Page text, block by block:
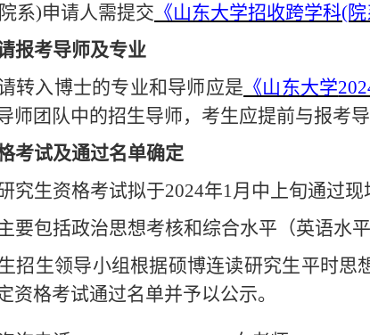
系)申请人需提交 《山东大学招收跨学科(
报考导师及专业
转入博士的专业和导师应是 《山东大学
师团队中的招生导师，考生应提前与报考
考试及通过名单确定
究生资格考试拟于2024年1月中上旬通过
要包括政治思想考核和综合水平（英语水
招生领导小组根据硕博连读研究生平时思
资格考试通过名单并予以公示。